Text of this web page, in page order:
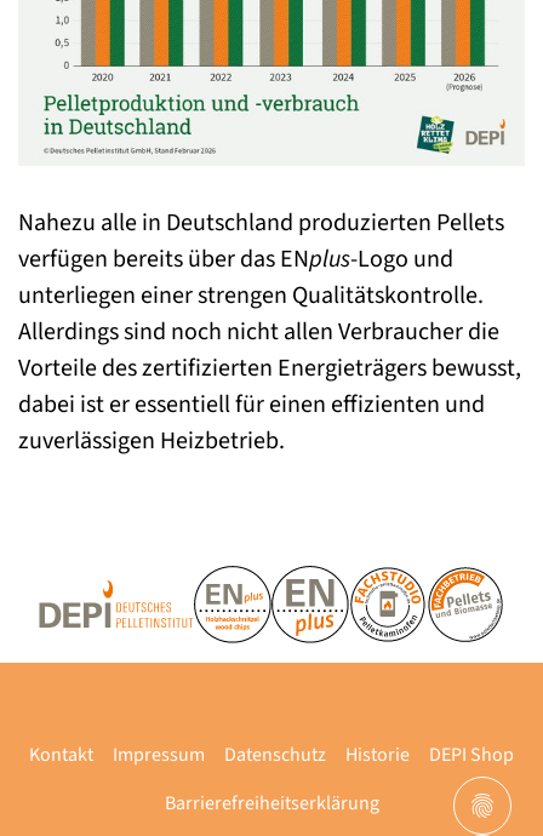
Nahezu alle in Deutschland produzierten Pellets
verfügen bereits über das ENplus-Logo und
unterliegen einer strengen Qualitätskontrolle.
Allerdings sind noch nicht allen Verbraucher die
Vorteile des zertifizierten Energieträgers bewusst,
dabei ist er essentiell für einen effizienten und
zuverlässigen Heizbetrieb.
Kontakt Impressum Datenschutz Historie
DEPI Shop
Barrierefreiheitserklärung